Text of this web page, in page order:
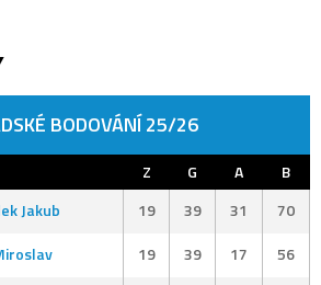
BODOVÁNÍ 25/26
Z G A
B
Jakub 19 39 31
70
19 39 17
56